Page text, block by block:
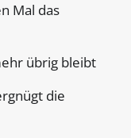
Mal das
übrig bleibt
die